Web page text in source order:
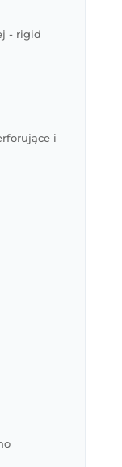
- rigid
i